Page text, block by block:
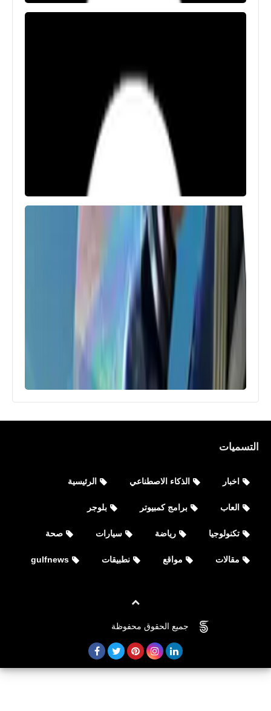
"Garena Dawn Awakening"
التسميات
اخبار الذكاء الاصطناعي الرئيسية
العاب برامج كمبيوتر بلوجر
تكنولوجيا رياضة سيارات صحة
مقالات مواقع نطبيقات gulfnews
جميع الحقوق محفوظة